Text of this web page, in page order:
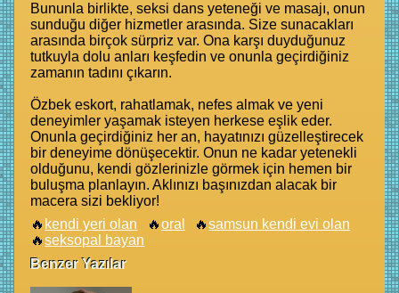
Bununla birlikte, seksi dans yeteneği ve masajı, onun
sunduğu diğer hizmetler arasında. Size sunacakları
arasında birçok sürpriz var. Ona karşı duyduğunuz
tutkuyla dolu anları keşfedin ve onunla geçirdiğiniz
zamanın tadını çıkarın.
Özbek eskort, rahatlamak, nefes almak ve yeni
deneyimler yaşamak isteyen herkese eşlik eder.
Onunla geçirdiğiniz her an, hayatınızı güzelleştirecek
bir deneyime dönüşecektir. Onun ne kadar yetenekli
olduğunu, kendi gözlerinizle görmek için hemen bir
buluşma planlayın. Aklınızı başınızdan alacak bir
macera sizi bekliyor!
kendi yeri olan
oral
samsun kendi evi olan
seksopal bayan
Benzer Yazılar